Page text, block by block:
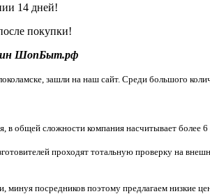
14 дней!
покупки!
ШопБыт.рф
зашли на наш сайт. Среди большого
в общей сложности компания насчитывает более
проходят тотальную проверку на
посредников поэтому предлагаем низкие